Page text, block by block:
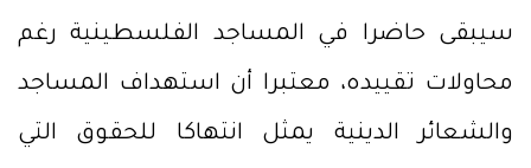
سيبقى حاضرا في المساجد الفلسطينية رغم
محاولات تقييده، معتبرا أن استهداف المساجد
والشعائر الدينية يمثل انتهاكا للحقوق التي